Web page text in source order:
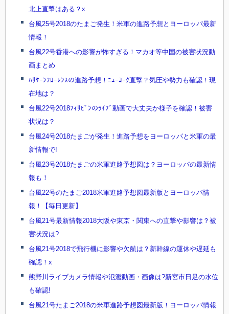
北上直撃はある？x
台風25号2018のたまご発生！米軍の進路予想とヨーロッパ最新
情報！
台風22号香港への影響が怖すぎる！マカオ等中国の被害状況動
画まとめ
ﾊﾘｹｰﾝﾌﾛｰﾚﾝｽの進路予想！ﾆｭｰﾖｰｸ直撃？気圧や勢力も確認！現
在地は？
台風22号2018ﾌｨﾘﾋﾟﾝのﾗｲﾌﾞ動画で大丈夫か様子を確認！被害
状況は？
台風24号2018たまごが発生！進路予想をヨーロッパと米軍の最
新情報で!
台風23号2018たまごの米軍進路予想図は？ヨーロッパの最新情
報も！
台風22号のたまご2018米軍進路予想図最新版とヨーロッパ情
報！【毎日更新】
台風21号最新情報2018大阪や東京・関東への直撃や影響は？被
害状況は?
台風21号2018で飛行機に影響や欠航は？新幹線の運休や遅延も
確認！x
熊野川ライブカメラ情報や氾濫動画・画像は?新宮市日足の水位
も確認!
台風21号たまご2018の米軍進路予想図最新版！ヨーロッパ情報